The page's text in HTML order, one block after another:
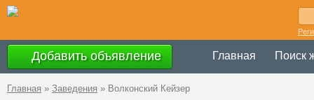
Добавить объявление Главная Поиск
Главная » Заведения » Волконский Кейзер